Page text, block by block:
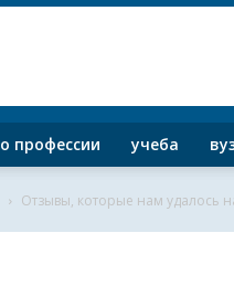
о профессии учеба
Отзывы, которые нам удалось